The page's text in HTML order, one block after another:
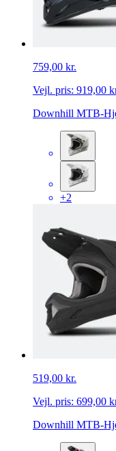
759,00 kr.
Vejl. pris: 919,00
Downhill MTB-
+2
519,00 kr.
Vejl. pris: 699,00
Downhill MTB-